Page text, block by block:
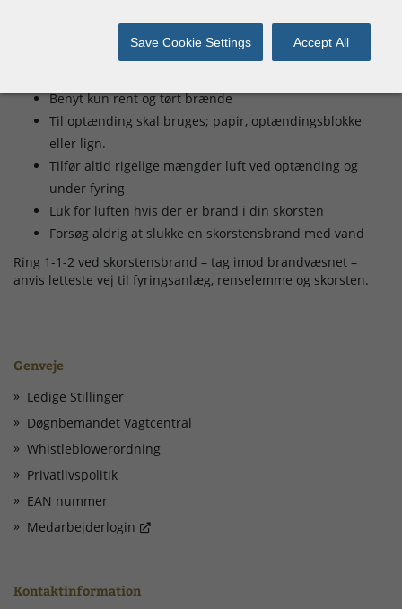
Aske skal anbringes i en beholder af ubrandbart
materiale og må først tømmes når der ikke længere er
Benyt kun rent og tørt brænde
Til optænding skal bruges; papir, optændingsblokke
eller lign.
Tilfør altid rigelige mængder luft ved optænding og
under fyring
Luk for luften hvis der er brand i din skorsten
Forsøg aldrig at slukke en skorstensbrand med vand
Ring 1-1-2 ved skorstensbrand – tag imod brandvæsnet –
anvis letteste vej til fyringsanlæg, renselemme og skorsten.
Genveje
Ledige Stillinger
Døgnbemandet Vagtcentral
Whistleblowerordning
Privatlivspolitik
EAN nummer
Medarbejderlogin
Kontaktinformation
Save Cookie Settings Accept All